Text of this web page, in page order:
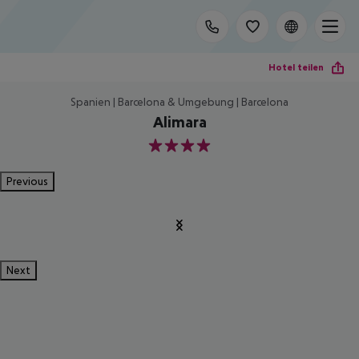
Hotel teilen
Spanien | Barcelona & Umgebung | Barcelona
Alimara
4
Previous
Next